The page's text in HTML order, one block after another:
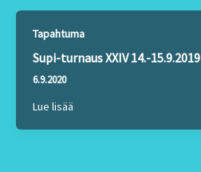
Tapahtuma
Supi-turnaus XXIV 14.-15.9.2019
6.9.2020
Lue lisää